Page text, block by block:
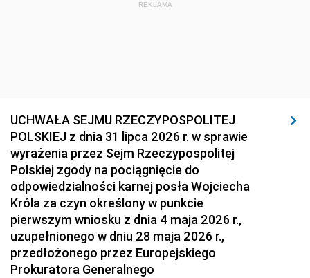
REKLAMA
UCHWAŁA SEJMU RZECZYPOSPOLITEJ
POLSKIEJ z dnia 31 lipca 2026 r. w sprawie
wyrażenia przez Sejm Rzeczypospolitej
Polskiej zgody na pociągnięcie do
odpowiedzialności karnej posła Wojciecha
Króla za czyn określony w punkcie
pierwszym wniosku z dnia 4 maja 2026 r.,
uzupełnionego w dniu 28 maja 2026 r.,
przedłożonego przez Europejskiego
Prokuratora Generalnego